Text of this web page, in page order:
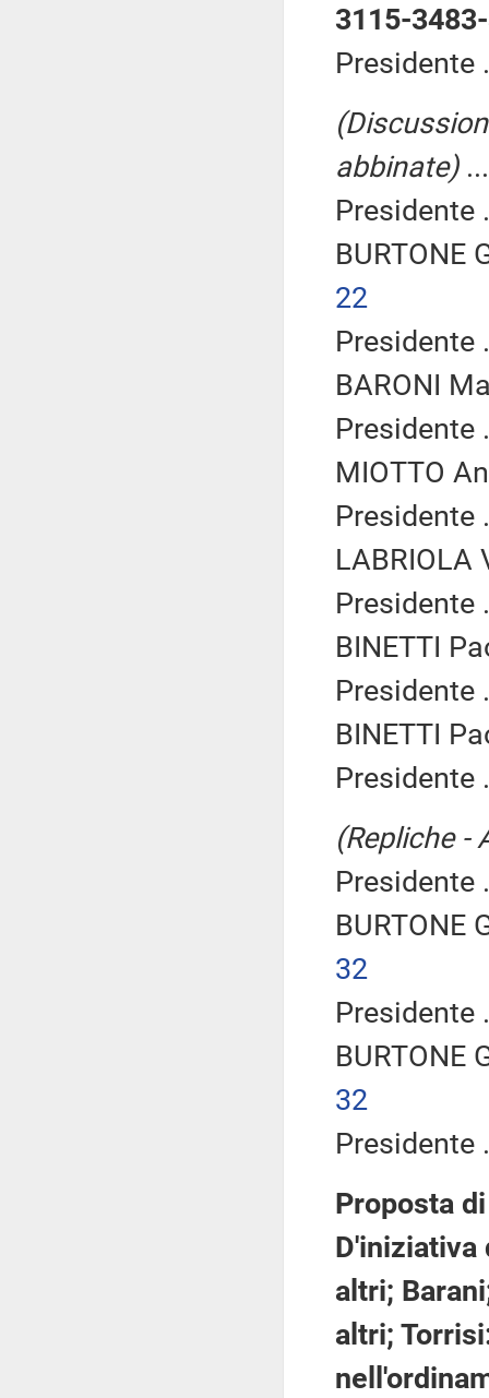
3115-
Presidente
abbinate)
Presidente
BURTONE
22
Presidente
BARONI
Presidente
MIOTTO
Presidente
LABRIOLA
Presidente
BINETTI
Presidente
BINETTI
Presidente
(Repliche -
Presidente
BURTONE
32
Presidente
BURTONE
32
Presidente
Proposta
D'iniziativa
altri;
altri;